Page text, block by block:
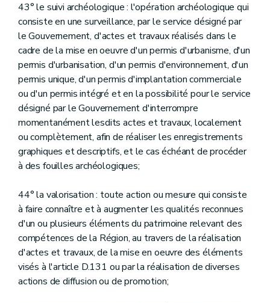
43° le suivi archéologique : l'opération archéologique qui
consiste en une surveillance, par le service désigné par
le Gouvernement, d'actes et travaux réalisés dans le
cadre de la mise en oeuvre d'un permis d'urbanisme, d'un
permis d'urbanisation, d'un permis d'environnement, d'un
permis unique, d'un permis d'implantation commerciale
ou d'un permis intégré et en la possibilité pour le service
désigné par le Gouvernement d'interrompre
momentanément lesdits actes et travaux, localement
ou complètement, afin de réaliser les enregistrements
graphiques et descriptifs, et le cas échéant de procéder
à des fouilles archéologiques;
44° la valorisation : toute action ou mesure qui consiste
à faire connaître et à augmenter les qualités reconnues
d'un ou plusieurs éléments du patrimoine relevant des
compétences de la Région, au travers de la réalisation
d'actes et travaux, de la mise en oeuvre des éléments
visés à l'article D.131 ou par la réalisation de diverses
actions de diffusion ou de promotion;